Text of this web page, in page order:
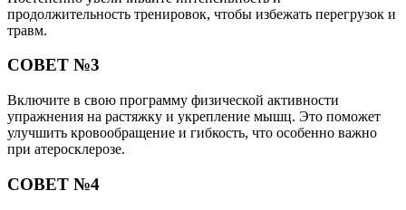
продолжительность тренировок, чтобы избежать перегрузок и
травм.
СОВЕТ №3
Включите в свою программу физической активности
упражнения на растяжку и укрепление мышц. Это поможет
улучшить кровообращение и гибкость, что особенно важно
при атеросклерозе.
СОВЕТ №4